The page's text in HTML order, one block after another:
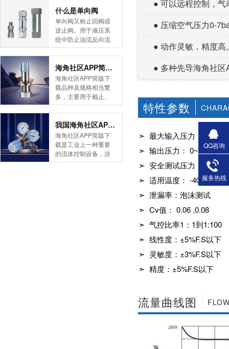
● 可以远程控制，气
● 压缩空气压力0-
● 动作灵敏，精度高
● 多种先导海角社区
特性参数
➣ 最大输入压力：3000,
➣ 输出压力： 0~250，
➣ 安全测试压力：1.5
➣ 适用温度： -40℃至
➣ 泄漏率：泡沫测试
➣ Cv值： 0.06 ,0.08
➣ 气控比率1：1到1:100
➣ 线性度：±5%F.S以下
➣ 灵敏度：±3%F.S以下
➣ 精度：±5%F.S以下
流量曲线图
简版下载告诉您！先
导式海角社区APP官
网版是采用控制阀体
内的启闭件的开度来
调节介质的流量，将
介质的压力降低，同
时借助阀后压力的作
用调节启闭件的开
度，使阀后压力保持
在一定范围内，在进
口压力不断变化的情
在设定的范围内，保
护其后的生活生产器
具。本类海角社区
APP简版下载在管......
什么是单向阀
单向阀又称止回阀或
逆止阀。用于液压系
统中防止油流反向流
动,或者用于气动系统
中防止压缩空气逆向
流动。今天HJBA8海
角论坛海角社区APP
简版下载为您介绍一
下什么是单向阀。
一、简介单向阀有直
通式和直角式两种。
直通式单向阀用螺纹
连接安装在管路上。
直角式单向阀有螺纹
连接、板式连接和法
兰连接三种形式。液
海角社区APP简版下载的维护保养方式有哪些
海角社区APP简版下
载品种及规格相当繁
多，主要用于截止、
导流、稳压、分流
等，用途广泛。正确
和有序有效的维护保
养会保护海角社区
APP简版下载，使海
角社区APP简版下载
正常发挥功能并且延
我国海角社区APP简版下载市场的现状及前景如何
海角社区APP简版下
载是工业上一种重要
的流体控制设备，涉
及到国民经济诸多部
QQ咨询
服务热线